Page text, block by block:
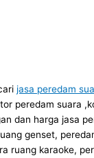
jasa peredam
peredam suara
dan harga jasa
genset,
ruang karaoke,